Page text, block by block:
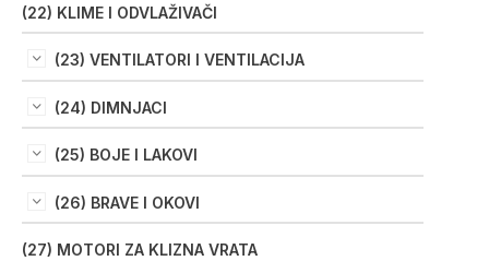
(22) KLIME I ODVLAŽIVAČI
(23) VENTILATORI I VENTILACIJA
(24) DIMNJACI
(25) BOJE I LAKOVI
(26) BRAVE I OKOVI
(27) MOTORI ZA KLIZNA VRATA